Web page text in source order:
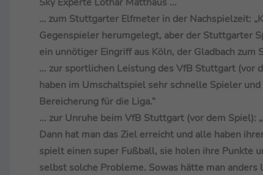
… zum Stuttgarter Elfmeter in der Nachspielzeit:
Gegenspieler herumgelegt, aber der Stuttgarter
ein unnötiger Eingriff aus Köln, der Gladbach zum
... zur sportlichen Leistung des VfB Stuttgart (vor
haben im Umschaltspiel sehr schnelle Spieler
Bereicherung für die Liga.“
... zur Unruhe beim VfB Stuttgart (vor dem Spiel):
Dann hat man das Ziel erreicht und alle haben
spielt einen super Fußball, sie holen ihre Punkte
selbst solche Probleme. Sowas hätte man anders